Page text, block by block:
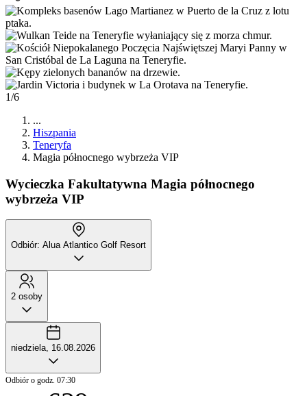
1/6
...
Hiszpania
Teneryfa
Magia północnego wybrzeża VIP
Wycieczka Fakultatywna Magia północnego
wybrzeża VIP
Odbiór: Alua Atlantico Golf Resort
2 osoby
niedziela, 16.08.2026
Odbiór o godz. 07:30